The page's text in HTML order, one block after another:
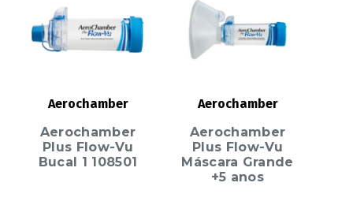
Aerochamber
Aerochamber
Plus Flow-Vu
Bucal 1 108501
Aerochamber
Aerochamber
Plus Flow-Vu
Máscara Grande
+5 anos